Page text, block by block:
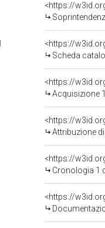
<https://
Soprintendenza
<https://
Scheda
<https://
Acquisizione
Attribuzione
<https://
Cronologia 1